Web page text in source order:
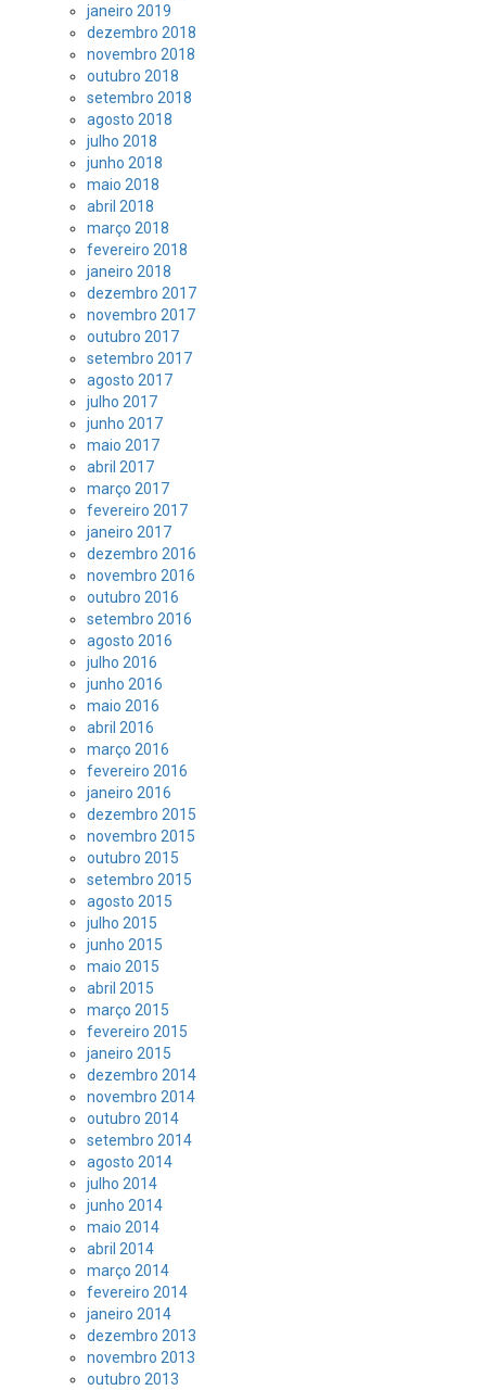
janeiro 2019
dezembro 2018
novembro 2018
outubro 2018
setembro 2018
agosto 2018
julho 2018
junho 2018
maio 2018
abril 2018
março 2018
fevereiro 2018
janeiro 2018
dezembro 2017
novembro 2017
outubro 2017
setembro 2017
agosto 2017
julho 2017
junho 2017
maio 2017
abril 2017
março 2017
fevereiro 2017
janeiro 2017
dezembro 2016
novembro 2016
outubro 2016
setembro 2016
agosto 2016
julho 2016
junho 2016
maio 2016
abril 2016
março 2016
fevereiro 2016
janeiro 2016
dezembro 2015
novembro 2015
outubro 2015
setembro 2015
agosto 2015
julho 2015
junho 2015
maio 2015
abril 2015
março 2015
fevereiro 2015
janeiro 2015
dezembro 2014
novembro 2014
outubro 2014
setembro 2014
agosto 2014
julho 2014
junho 2014
maio 2014
abril 2014
março 2014
fevereiro 2014
janeiro 2014
dezembro 2013
novembro 2013
outubro 2013